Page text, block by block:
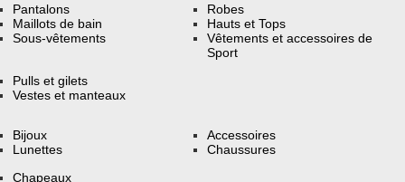
Pantalons
Maillots de bain
Sous-vêtements
Robes
Hauts et Tops
Vêtements et accessoires de
Sport
Pulls et gilets
Vestes et manteaux
Bijoux
Lunettes
Accessoires
Chaussures
Chapeaux